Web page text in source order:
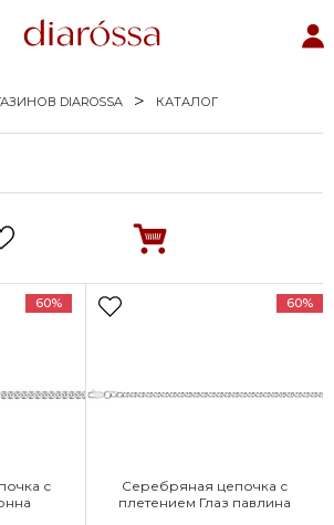
DIAROSSA КАТАЛОГ
60%
с
60%
Серебряная цепочка с
плетением Глаз павлина